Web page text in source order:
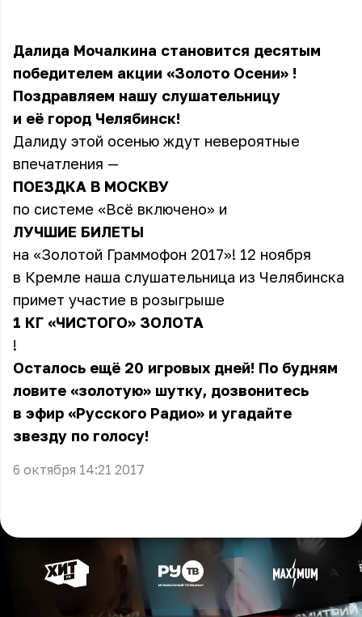
Далида Мочалкина становится десятым
победителем акции «Золото Осени» !
Поздравляем нашу слушательницу
и её город Челябинск!
Далиду этой осенью ждут невероятные
впечатления —
ПОЕЗДКА В МОСКВУ
по системе «Всё включено» и
ЛУЧШИЕ БИЛЕТЫ
на «Золотой Граммофон 2017»! 12 ноября
в Кремле наша слушательница из Челябинска
примет участие в розыгрыше
1 КГ «ЧИСТОГО» ЗОЛОТА
!
Осталось ещё 20 игровых дней! По будням
ловите «золотую» шутку, дозвонитесь
в эфир «Русского Радио» и угадайте
звезду по голосу!
6 октября 14:21 2017